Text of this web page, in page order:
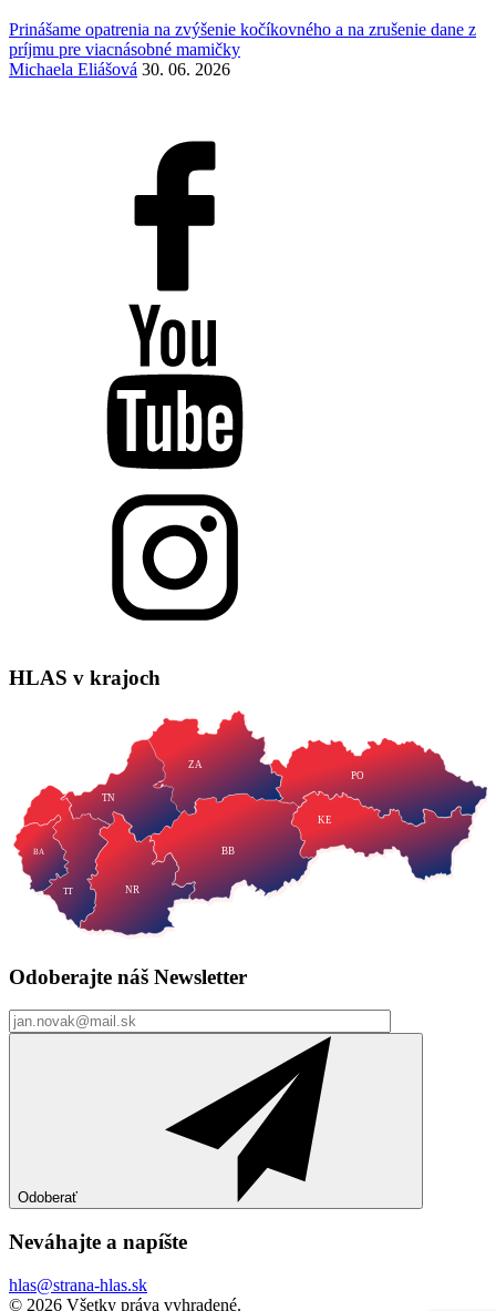
Prinášame opatrenia na zvýšenie kočíkovného a na zrušenie dane z
príjmu pre viacnásobné mamičky
Michaela Eliášová 30. 06. 2026
HLAS v krajoch
TT NR
TN
ZA
BB
PO
KE
BA
Odoberajte náš Newsletter
Odoberať
Neváhajte a napíšte
hlas@strana-hlas.sk
©️ 2026 Všetky práva vyhradené.